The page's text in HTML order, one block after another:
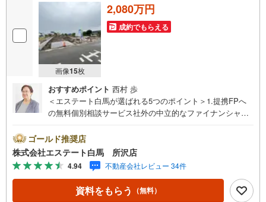
画像15枚
2,080万円
成約でもらえる
おすすめポイント 西村 歩
＜エステート白馬が選ばれる5つのポイント＞1.提携FPへ
の無料個別相談サービス社外の中立的なファイナンシャル
や学費等も含めてシミュレーションをご提案できます2.物
件情報が豊富所沢市を中心にたくさんの情報をご用意して
おります。インターネット広告前の物件も多数取り揃えて
おります。お客様のご希望エリアをお申し付けください。
3.自社グループでリフォーム、新築請負所沢店の3階はリフ
ォーム、注文建築部門の相談スペースです。一級建築士を
ゴールド推奨店
株式会社エステート白馬 所沢店
4.94 不動産会社レビュー 34件
資料をもらう （無料）